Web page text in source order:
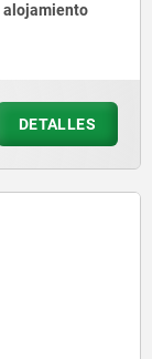
alojamiento
DETALLES